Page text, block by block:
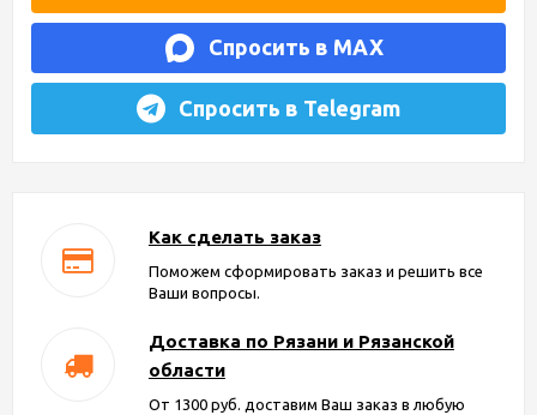
Спросить в MAX
Спросить в Telegram
Как сделать заказ
Поможем сформировать заказ и решить все
Ваши вопросы.
Доставка по Рязани и Рязанской
области
От 1300 руб. доставим Ваш заказ в любую